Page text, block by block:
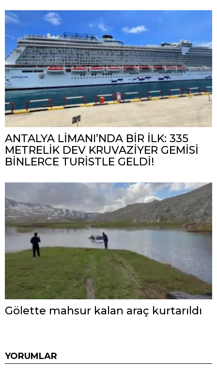
ANTALYA LİMANI’NDA BİR İLK: 335
METRELİK DEV KRUVAZİYER GEMİSİ
BİNLERCE TURİSTLE GELDİ!
Gölette mahsur kalan araç kurtarıldı
YORUMLAR